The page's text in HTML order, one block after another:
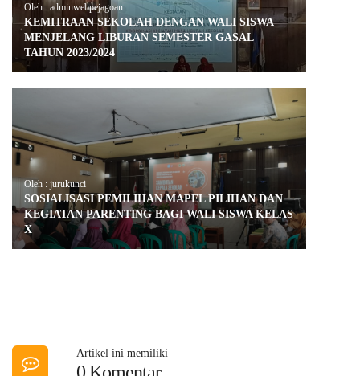
Oleh : adminwebpejagoan
KEMITRAAN SEKOLAH DENGAN WALI SISWA
MENJELANG LIBURAN SEMESTER GASAL
TAHUN 2023/2024
Oleh : jurukunci
SOSIALISASI PEMILIHAN MAPEL PILIHAN DAN
KEGIATAN PARENTING BAGI WALI SISWA KELAS
X
Artikel ini memiliki
0 Komentar